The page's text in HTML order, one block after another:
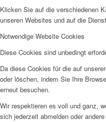
Klicken Sie auf die verschiedenen
unseren Websites und auf die
Notwendige Website Cookies
Diese Cookies sind unbedingt
Da diese Cookies für die auf
oder löschen, indem Sie Ihre
erneut besuchen.
Wir respektieren es voll und ganz,
sich jederzeit abmelden oder